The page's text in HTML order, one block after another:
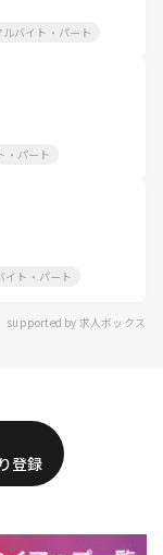
バイト・パート
・パート
イト・パート
supported by 求人ボックス
登録